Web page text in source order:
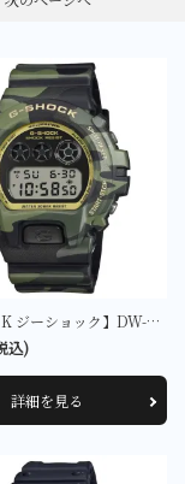
【G-SHOCK ジーショック】DW-6900CMG-3JF
込)
詳細を見る